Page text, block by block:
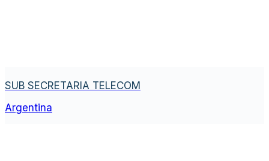
SUB SECRETARIA TELECOM
Argentina